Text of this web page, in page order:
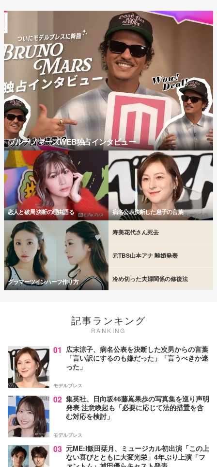
ブルーノマーズWEB独占インタビュー
恋人と破局 決断の理由語る 病名公表決断した息子の言葉
グラマーツインハーフ作り方
寿美花代さん死去
元TBS山本アナ 離婚発表
冷め切った夫婦関係の修復法
記事ランキング
RANKING
01 広末涼子、病名公表を決断した次男からの言葉
「言い訳にするのも嫌だった」「言うべきか迷
った」
モデルプレス
02 集英社、日向坂46藤嶌果歩の写真集を巡り声明
発表 注意喚起も「必要に応じて法的措置を含
む対応を検討」
モデルプレス
03 元ME:I飯田栞月、ミュージカル初出演「この上
ない喜びとともに大変光栄」4年ぶり上演「フ